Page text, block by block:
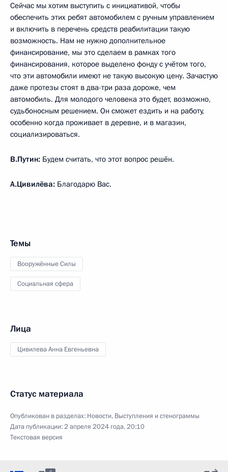
Сейчас мы хотим выступить с инициативой, чтобы
обеспечить этих ребят автомобилем с ручным управлением
и включить в перечень средств реабилитации такую
возможность. Нам не нужно дополнительное
финансирование, мы это сделаем в рамках того
финансирования, которое выделено фонду с учётом того,
что эти автомобили имеют не такую высокую цену. Зачастую
даже протезы стоят в два-три раза дороже, чем
автомобиль. Для молодого человека это будет, возможно,
судьбоносным решением. Он сможет ездить и на работу,
особенно когда проживает в деревне, и в магазин,
социализироваться.
В.Путин: Будем считать, что этот вопрос решён.
А.Цивилёва: Благодарю Вас.
Темы
Вооружённые Силы
Социальная сфера
Лица
Цивилева Анна Евгеньевна
Статус материала
Опубликован в разделах: Новости, Выступления и стенограммы
Дата публикации:2 апреля 2024 года, 20:10
Текстовая версия